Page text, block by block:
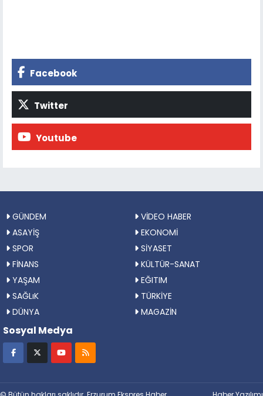
Facebook
Twitter
Youtube
GÜNDEM
VİDEO HABER
ASAYİŞ
EKONOMİ
SPOR
SİYASET
FİNANS
KÜLTÜR-SANAT
YAŞAM
EĞITIM
SAĞLıK
TÜRKİYE
DÜNYA
MAGAZİN
Sosyal Medya